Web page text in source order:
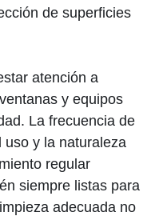
de superficies
atención a
y equipos
La frecuencia de
uso y la naturaleza
regular
siempre listas para
adecuada no